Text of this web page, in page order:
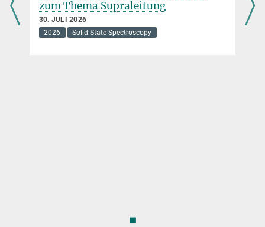
zum Thema Supraleitung
30. JULI 2026
2026
Solid State Spectroscopy
◼